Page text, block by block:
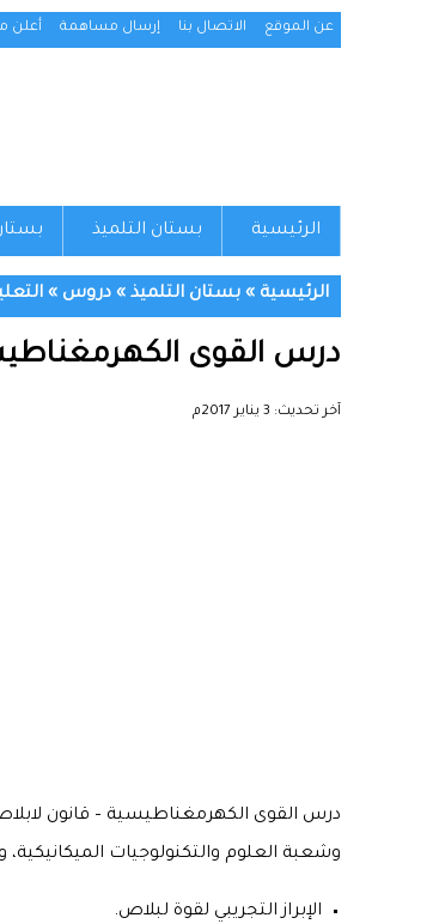
عن الموقع الاتصال بنا إرسال مساهمة أعلن
الرئيسية بستان التلميذ
الرئيسية » بستان التلميذ » دروس »
درس القوى
آخر تحديث: 3 يناير 2017م
درس القوى الكهرمغناطيسية – قانون لابلاص
وشعبة العلوم والتكنولوجيات الميكانيكية،
الإبراز التجريبي لقوة لبلاص.